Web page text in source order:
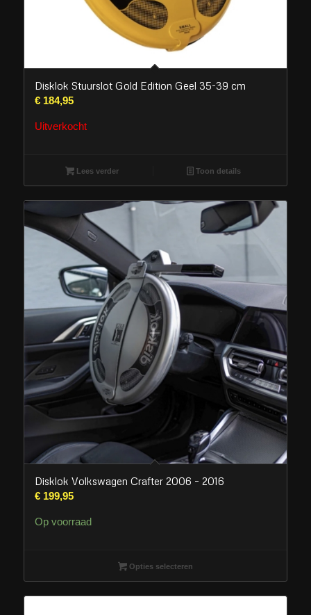
Disklok Stuurslot Gold Edition Geel 35-39 cm
€184,95
Uitverkocht
Lees verder Toon details
Disklok Volkswagen Crafter 2006 – 2016
€199,95
Op voorraad
Opties selecteren